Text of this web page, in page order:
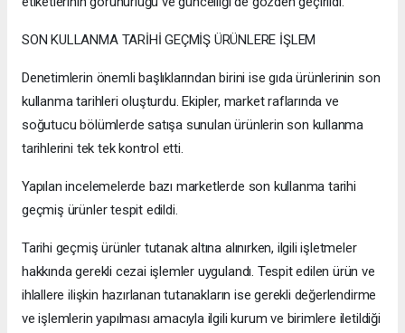
SON KULLANMA TARİHİ GEÇMİŞ ÜRÜNLERE İŞLEM
Denetimlerin önemli başlıklarından birini ise gıda ürünlerinin son
kullanma tarihleri oluşturdu. Ekipler, market raflarında ve
soğutucu bölümlerde satışa sunulan ürünlerin son kullanma
tarihlerini tek tek kontrol etti.
Yapılan incelemelerde bazı marketlerde son kullanma tarihi
geçmiş ürünler tespit edildi.
Tarihi geçmiş ürünler tutanak altına alınırken, ilgili işletmeler
hakkında gerekli cezai işlemler uygulandı. Tespit edilen ürün ve
ihlallere ilişkin hazırlanan tutanakların ise gerekli değerlendirme
ve işlemlerin yapılması amacıyla ilgili kurum ve birimlere iletildiği